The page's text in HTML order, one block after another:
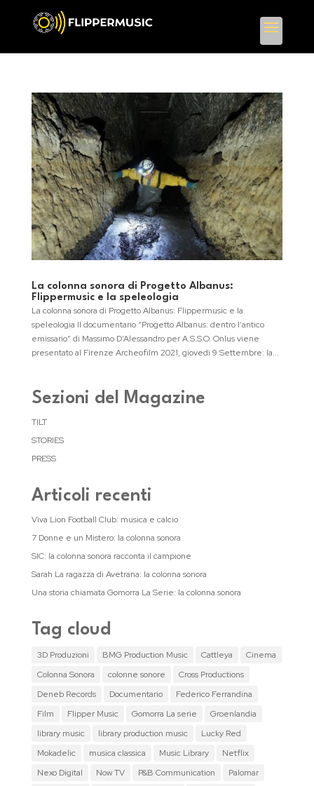
La colonna sonora di Progetto Albanus:
Flippermusic e la speleologia
La colonna sonora di Progetto Albanus: Flippermusic e la
speleologia Il documentario “Progetto Albanus: dentro l’antico
emissario” di Massimo D’Alessandro per A.S.S.O. Onlus viene
presentato al Firenze Archeofilm 2021, giovedì 9 Settembre: la...
Sezioni del Magazine
TILT
STORIES
PRESS
Articoli recenti
Viva Lion Football Club: musica e calcio
7 Donne e un Mistero: la colonna sonora
SIC: la colonna sonora racconta il campione
Sarah La ragazza di Avetrana: la colonna sonora
Una storia chiamata Gomorra La Serie: la colonna sonora
Tag cloud
3D Produzioni BMG Production Music Cattleya
Cinema
Colonna Sonora
colonne sonore
Cross Productions
Deneb Records
Documentario
Federico Ferrandina
Film
Flipper Music Gomorra La serie
Groenlandia
library music
library production music
Lucky Red
Mokadelic
musica classica Music Library
Netflix
Nexo Digital
Now TV P&B Communication
Palomar